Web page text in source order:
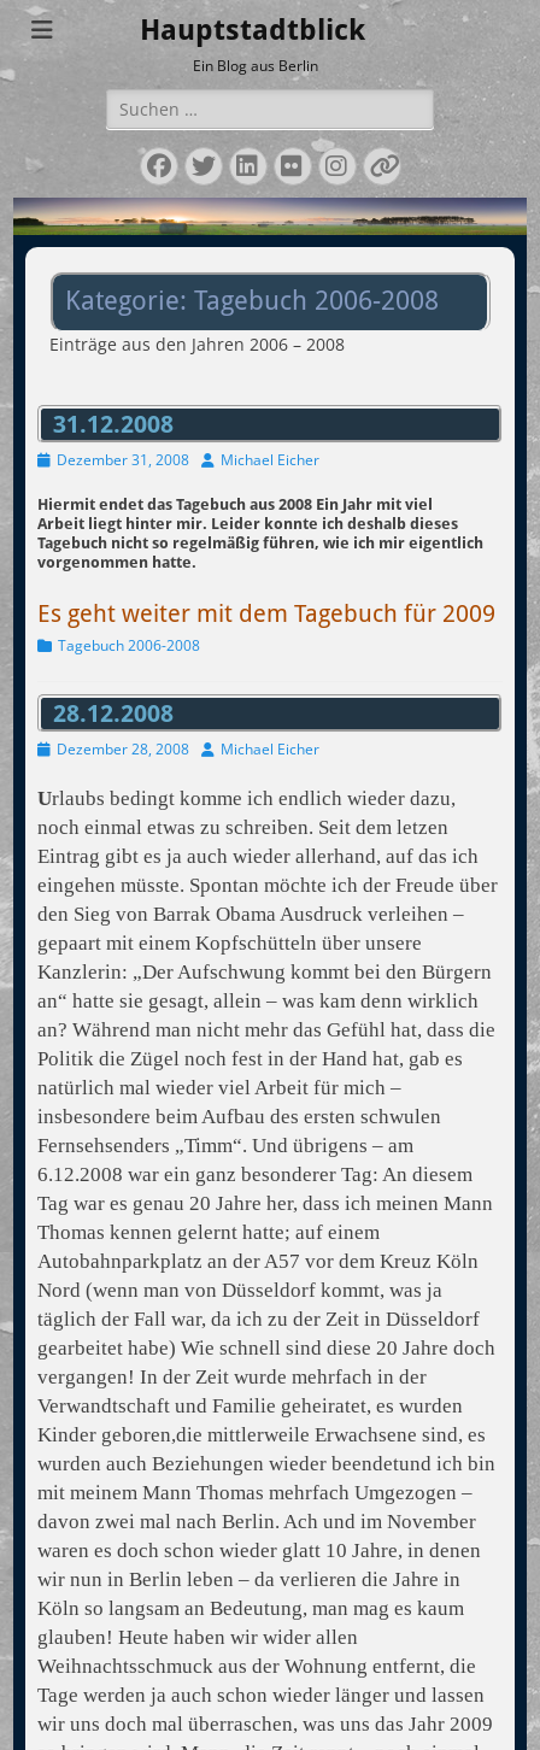
Hauptstadtblick
Ein Blog aus Berlin
Suchen
nach:
Facebook
Twitter
LinkedIn
FlickrInstagram
Kategorie:Tagebuch 2006-2008
Einträge aus den Jahren 2006 – 2008
31.12.2008
Veröffentlicht
Dezember 31, 2008 AutorMichael Eicher
Hiermit endet das Tagebuch aus 2008 Ein Jahr mit viel
Arbeit liegt hinter mir. Leider konnte ich deshalb dieses
Tagebuch nicht so regelmäßig führen, wie ich mir eigentlich
vorgenommen hatte.
Es geht weiter mit dem Tagebuch für 2009
Kategorien
Tagebuch 2006-2008
28.12.2008
Veröffentlicht
Dezember 28, 2008 AutorMichael Eicher
Urlaubs bedingt komme ich endlich wieder dazu,
noch einmal etwas zu schreiben. Seit dem letzen
Eintrag gibt es ja auch wieder allerhand, auf das ich
eingehen müsste. Spontan möchte ich der Freude über
den Sieg von Barrak Obama Ausdruck verleihen –
gepaart mit einem Kopfschütteln über unsere
Kanzlerin: „Der Aufschwung kommt bei den Bürgern
an“ hatte sie gesagt, allein – was kam denn wirklich
an? Während man nicht mehr das Gefühl hat, dass die
Politik die Zügel noch fest in der Hand hat, gab es
natürlich mal wieder viel Arbeit für mich –
insbesondere beim Aufbau des ersten schwulen
Fernsehsenders „Timm“. Und übrigens – am
6.12.2008 war ein ganz besonderer Tag: An diesem
Tag war es genau 20 Jahre her, dass ich meinen Mann
Thomas kennen gelernt hatte; auf einem
Autobahnparkplatz an der A57 vor dem Kreuz Köln
Nord (wenn man von Düsseldorf kommt, was ja
täglich der Fall war, da ich zu der Zeit in Düsseldorf
gearbeitet habe) Wie schnell sind diese 20 Jahre doch
vergangen! In der Zeit wurde mehrfach in der
Verwandtschaft und Familie geheiratet, es wurden
Kinder geboren,die mittlerweile Erwachsene sind, es
wurden auch Beziehungen wieder beendetund ich bin
mit meinem Mann Thomas mehrfach Umgezogen –
davon zwei mal nach Berlin. Ach und im November
waren es doch schon wieder glatt 10 Jahre, in denen
wir nun in Berlin leben – da verlieren die Jahre in
Köln so langsam an Bedeutung, man mag es kaum
glauben! Heute haben wir wider allen
Weihnachtsschmuck aus der Wohnung entfernt, die
Tage werden ja auch schon wieder länger und lassen
wir uns doch mal überraschen, was uns das Jahr 2009